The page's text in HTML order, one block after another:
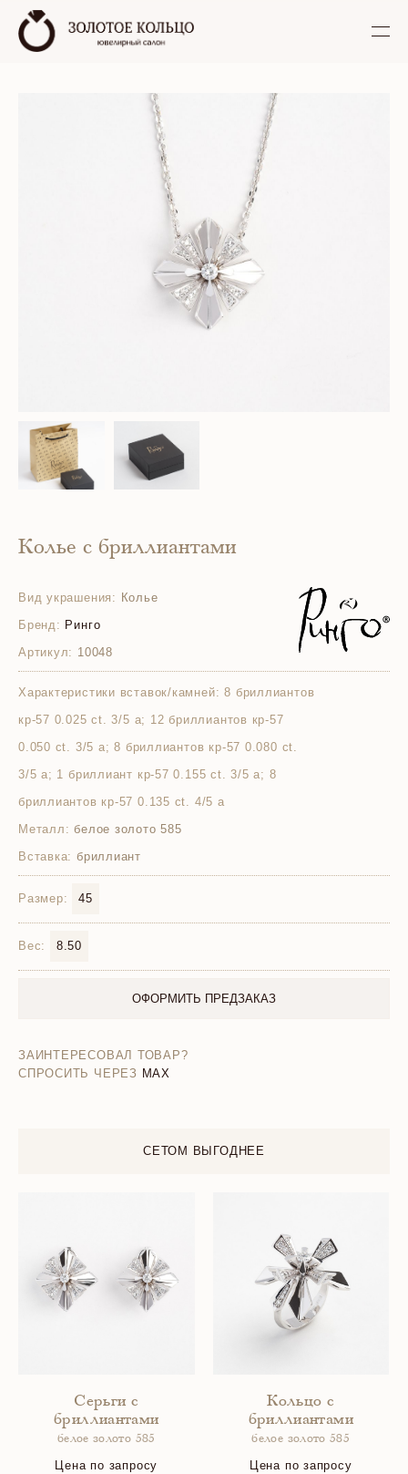
Колье с бриллиантами
Вид украшения: Колье
Бренд: Ринго
Артикул: 10048
Характеристики вставок/камней: 8 бриллиантов
кр-57 0.025 ct. 3/5 а; 12 бриллиантов кр-57
0.050 ct. 3/5 а; 8 бриллиантов кр-57 0.080 ct.
3/5 а; 1 бриллиант кр-57 0.155 ct. 3/5 а; 8
бриллиантов кр-57 0.135 ct. 4/5 а
Металл: белое золото 585
Вставка: бриллиант
Размер: 45
Вес: 8.50
ОФОРМИТЬ ПРЕДЗАКАЗ
ЗАИНТЕРЕСОВАЛ ТОВАР?
СПРОСИТЬ ЧЕРЕЗ MAX
СЕТОМ ВЫГОДНЕЕ
Серьги с
бриллиантами
белое золото 585
Цена по запросу
Кольцо с
бриллиантами
белое золото 585
Цена по запросу